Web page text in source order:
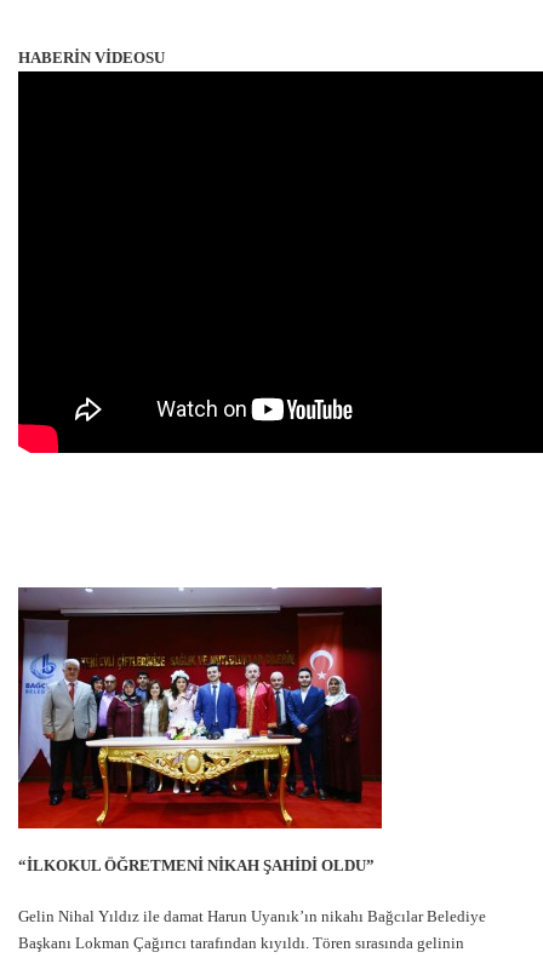
HABERİN VİDEOSU
“İLKOKUL ÖĞRETMENİ NİKAH ŞAHİDİ OLDU”
Gelin Nihal Yıldız ile damat Harun Uyanık’ın nikahı Bağcılar Belediye
Başkanı Lokman Çağırıcı tarafından kıyıldı. Tören sırasında gelinin